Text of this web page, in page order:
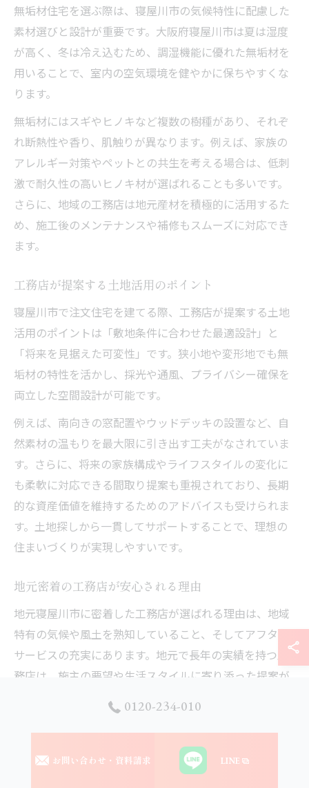
無垢材住宅を選ぶ際は、寝屋川市の気候特性に配慮した
素材選びと設計が重要です。大阪府寝屋川市は夏は湿度
が高く、冬は冷え込むため、調湿機能に優れた無垢材を
用いることで、室内の空気環境を健やかに保ちやすくな
ります。
無垢材にはスギやヒノキなど複数の樹種があり、それぞ
れ断熱性や香り、肌触りが異なります。例えば、家族の
アレルギー対策やペットとの共生を考える場合は、低刺
激で耐久性の高いヒノキ材が選ばれることも多いです。
さらに、地域の工務店は地元産材を積極的に活用するた
め、施工後のメンテナンスや補修もスムーズに対応でき
ます。
工務店が提案する土地活用のポイント
寝屋川市で注文住宅を建てる際、工務店が提案する土地
活用のポイントは「敷地条件に合わせた最適設計」と
「将来を見据えた可変性」です。狭小地や変形地でも無
垢材の特性を活かし、採光や通風、プライバシー確保を
両立した空間設計が可能です。
例えば、南向きの窓配置やウッドデッキの設置など、自
然素材の温もりを最大限に引き出す工夫がなされていま
す。さらに、将来の家族構成やライフスタイルの変化に
も柔軟に対応できる間取り提案も重視されており、長期
的な資産価値を維持するためのアドバイスも受けられま
す。土地探しから一貫してサポートすることで、理想の
住まいづくりが実現しやすいです。
地元密着の工務店が安心される理由
地元寝屋川市に密着した工務店が選ばれる理由は、地域
特有の気候や風土を熟知していること、そしてアフター
サービスの充実にあります。地元で長年の実績を持つ工
務店は、施主の要望や生活スタイルに寄り添った提案が
できる距離感も大きな安心材料です。例えば、自然素材
の経年変化や補修が必要になった際も、すぐに相談でき
0120-234-010
お問い合わせ・資料請求 LINE